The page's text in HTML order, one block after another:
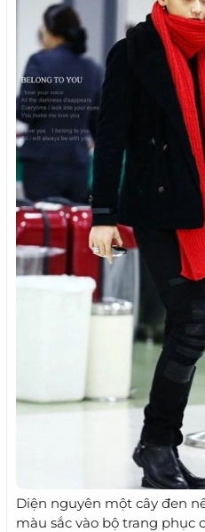
Diện nguyên một cây đen
màu sắc vào bộ trang phục